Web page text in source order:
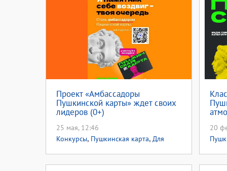
Проект «Амбассадоры
Пушкинской карты» ждет своих
лидеров (0+)
25 мая, 12:46
Конкурсы, Пушкинская карта, Для
20